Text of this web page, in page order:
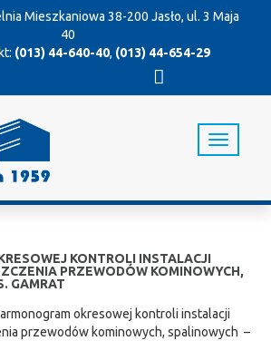
Mieszkaniowa 38-200 Jasło, ul. 3 Maja
40
(013) 44-640-40, (013) 44-654-29
T
o
a
g
a
KONTROLI INSTALACJI
PRZEWODÓW KOMINOWYCH,
GAMRAT
okresowej kontroli instalacji
przewodów kominowych, spalinowych –